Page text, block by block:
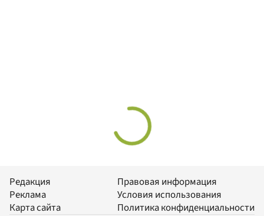
Редакция
Реклама
Карта сайта
Правовая информация
Условия использования
Политика конфиденциальности